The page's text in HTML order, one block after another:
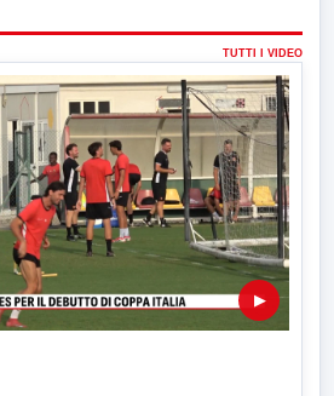
TUTTI I VIDEO
▶